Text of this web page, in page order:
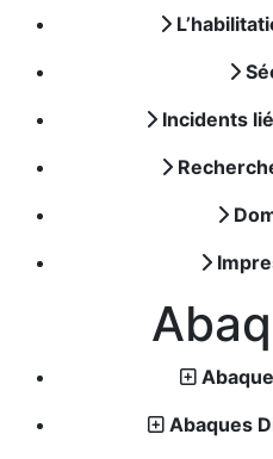
Incidents
Abaques